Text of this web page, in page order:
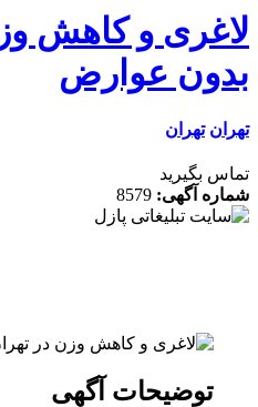
و کاهش وزن
عوارض
تهران
بگیرید
آگهی:8579
توضیحات آگهی